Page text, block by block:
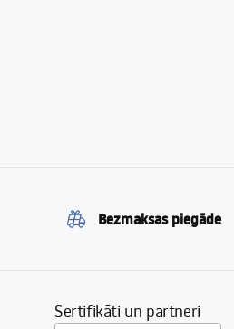
Bezmaksas piegāde
Sertifikāti un partneri